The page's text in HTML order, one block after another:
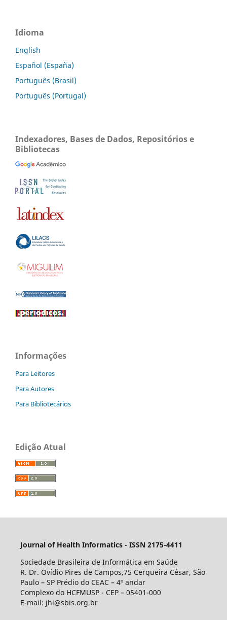
Idioma
English
Español (España)
Português (Brasil)
Português (Portugal)
Indexadores, Bases de Dados, Repositórios e
Bibliotecas
Informações
Para Leitores
Para Autores
Para Bibliotecários
Edição Atual
Journal of Health Informatics - ISSN 2175-4411
Sociedade Brasileira de Informática em Saúde
R. Dr. Ovídio Pires de Campos,75 Cerqueira César, São
Paulo – SP Prédio do CEAC – 4º andar
Complexo do HCFMUSP - CEP – 05401-000
E-mail: jhi@sbis.org.br